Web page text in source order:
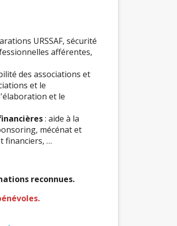
URSSAF, sécurité
afférentes,
des associations et
et le
et le
: aide à la
mécénat et
financiers, …
reconnues.